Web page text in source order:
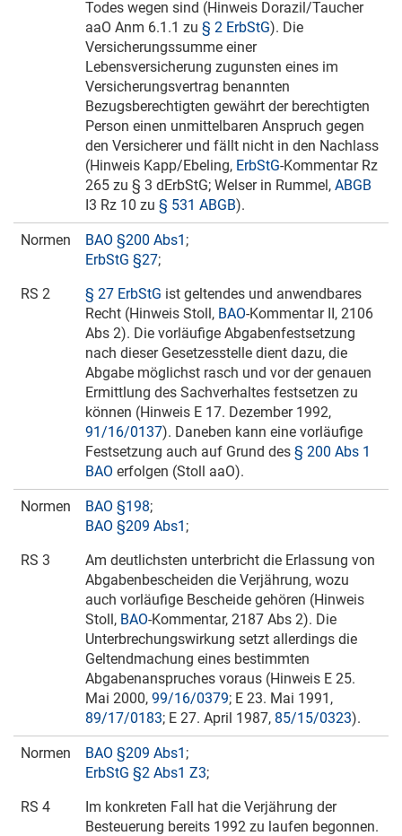
Todes wegen sind (Hinweis Dorazil/Taucher
aaO Anm 6.1.1 zu § 2 ErbStG). Die
Versicherungssumme einer
Lebensversicherung zugunsten eines im
Versicherungsvertrag benannten
Bezugsberechtigten gewährt der berechtigten
Person einen unmittelbaren Anspruch gegen
den Versicherer und fällt nicht in den Nachlass
(Hinweis Kapp/Ebeling, ErbStG-Kommentar Rz
265 zu § 3 dErbStG; Welser in Rummel, ABGB
I3 Rz 10 zu § 531 ABGB).
Normen BAO §200 Abs1 ;
ErbStG §27;
RS 2
§ 27 ErbStG ist geltendes und anwendbares
Recht (Hinweis Stoll, BAO-Kommentar II, 2106
Abs 2). Die vorläufige Abgabenfestsetzung
nach dieser Gesetzesstelle dient dazu, die
Abgabe möglichst rasch und vor der genauen
Ermittlung des Sachverhaltes festsetzen zu
können (Hinweis E 17. Dezember 1992,
91/16/0137). Daneben kann eine vorläufige
Festsetzung auch auf Grund des § 200 Abs 1
BAO erfolgen (Stoll aaO).
Normen BAO §198;
BAO §209 Abs1 ;
RS 3
Am deutlichsten unterbricht die Erlassung von
Abgabenbescheiden die Verjährung, wozu
auch vorläufige Bescheide gehören (Hinweis
Stoll, BAO-Kommentar, 2187 Abs 2). Die
Unterbrechungswirkung setzt allerdings die
Geltendmachung eines bestimmten
Abgabenanspruches voraus (Hinweis E 25.
Mai 2000, 99/16/0379; E 23. Mai 1991 ,
89/17/0183; E 27. April 1987, 85/15/0323).
Normen BAO §209 Abs1 ;
ErbStG §2 Abs1 Z3;
RS 4
Im konkreten Fall hat die Verjährung der
Besteuerung bereits 1992 zu laufen begonnen.